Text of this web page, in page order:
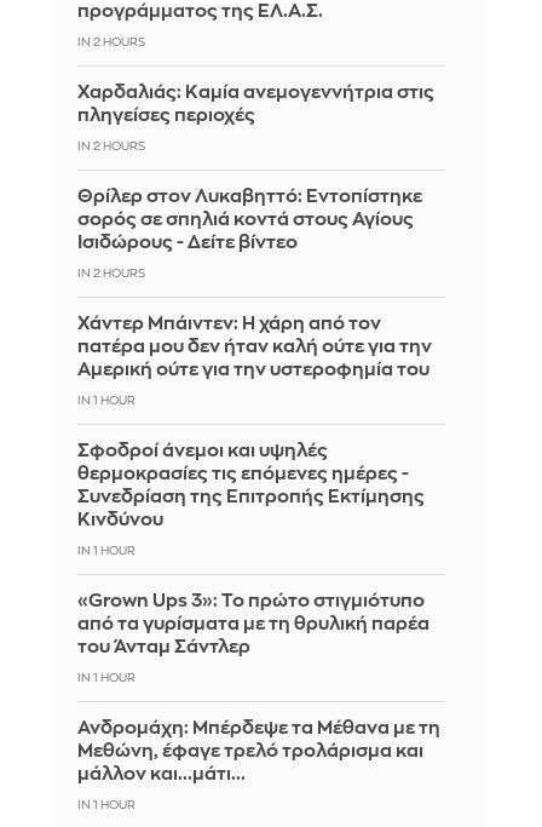
προγράμματος της ΕΛ.Α.Σ.
IN 2 HOURS
Χαρδαλιάς: Καμία ανεμογεννήτρια στις
πληγείσες περιοχές
IN 2 HOURS
Θρίλερ στον Λυκαβηττό: Εντοπίστηκε
σορός σε σπηλιά κοντά στους Αγίους
Ισιδώρους - Δείτε βίντεο
IN 2 HOURS
Χάντερ Μπάιντεν: Η χάρη από τον
πατέρα μου δεν ήταν καλή ούτε για την
Αμερική ούτε για την υστεροφημία του
IN 1 HOUR
Σφοδροί άνεμοι και υψηλές
θερμοκρασίες τις επόμενες ημέρες -
Συνεδρίαση της Επιτροπής Εκτίμησης
Κινδύνου
IN 1 HOUR
«Grown Ups 3»: Το πρώτο στιγμιότυπο
από τα γυρίσματα με τη θρυλική παρέα
του Άνταμ Σάντλερ
IN 1 HOUR
Ανδρομάχη: Μπέρδεψε τα Μέθανα με τη
Μεθώνη, έφαγε τρελό τρολάρισμα και
μάλλον και...μάτι...
IN 1 HOUR